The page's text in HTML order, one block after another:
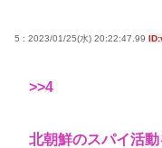
5 : 2023/01/25(水) 20:22:47.99
>>4
北朝鮮のスパイ活